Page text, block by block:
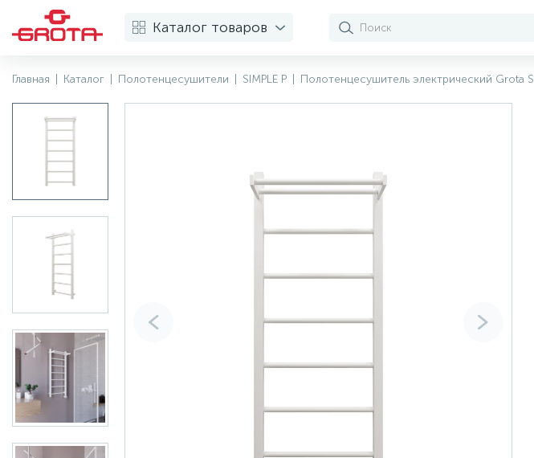
Каталог товаров
Главная Каталог Полотенцесушители SIMPLE P Полотенцесушитель электрический Grota